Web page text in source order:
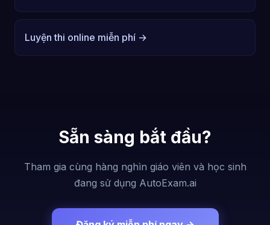
Luyện thi online miễn phí →
Sẵn sàng bắt đầu?
Tham gia cùng hàng nghìn giáo viên và học sinh
đang sử dụng AutoExam.ai